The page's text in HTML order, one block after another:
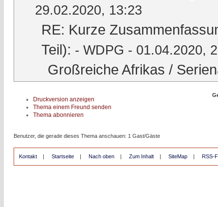
29.02.2020, 13:23
RE: Kurze
Teil): - WDPG - 01.04.2020,
Großreiche Afrikas /
Druckversion anzeigen
Thema einem Freund senden
Thema abonnieren
Benutzer, die gerade dieses Thema anschauen: 1 Gast/Gäste
Kontakt | Startseite | Nach oben | Zum Inhalt | SiteMap | RSS-